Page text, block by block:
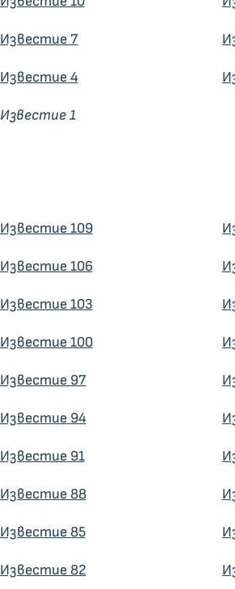
Известие 7
Известие 4
Известие 1
Известие 109
Известие 106
Известие 103
Известие 100
Известие 97
Известие 94
Известие 91
Известие 88
Известие 85
Известие 82